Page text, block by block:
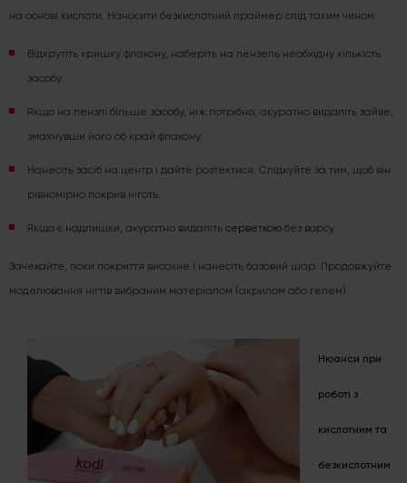
на основі кислоти. Наносити безкислотний праймер слід таким чином:
Відкрутіть кришку флакону, наберіть на пензель необхідну кількість
засобу.
Якщо на пензлі більше засобу, ніж потрібно, акуратно видаліть зайве,
змахнувши його об край флакону.
Нанесіть засіб на центр і дайте розтектися. Слідкуйте за тим, щоб він
рівномірно покрив ніготь.
Якщо є надлишки, акуратно видаліть серветкою без ворсу.
Зачекайте, поки покриття висохне і нанесіть базовий шар. Продовжуйте
моделювання нігтів вибраним матеріалом (акрилом або гелем).
Нюанси при
роботі з
кислотним та
безкислотним